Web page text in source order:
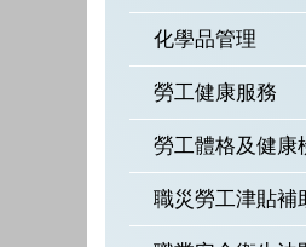
化學品管理
勞工健康服務
勞工體格及健康
職災勞工津貼補